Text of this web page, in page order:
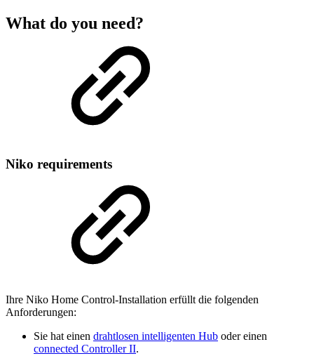
What do you need?
Niko requirements
Ihre Niko Home Control-Installation erfüllt die folgenden
Anforderungen:
Sie hat einen drahtlosen intelligenten Hub oder einen
connected Controller II.